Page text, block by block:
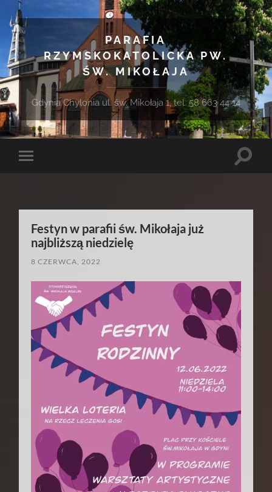
PARAFIA
RZYMSKOKATOLICKA PW.
ŚW. MIKOŁAJA
Gdynia Chylonia ul. św. Mikołaja 1, tel. 58 663 44 14
Toggle
Toggle
Festyn w parafii św. Mikołaja już
najbliższą niedzielę
8 CZERWCA, 2022